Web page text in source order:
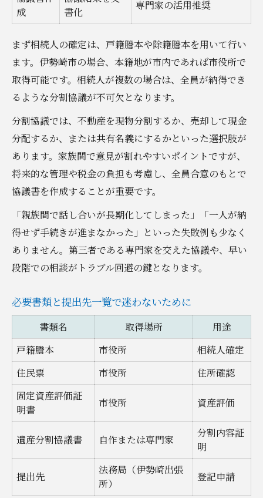
成
書化
専門家の活用推奨
まず相続人の確定は、戸籍謄本や除籍謄本を用いて行い
ます。伊勢崎市の場合、本籍地が市内であれば市役所で
取得可能です。相続人が複数の場合は、全員が納得でき
るような分割協議が不可欠となります。
分割協議では、不動産を現物分割するか、売却して現金
分配するか、または共有名義にするかといった選択肢が
あります。家族間で意見が割れやすいポイントですが、
将来的な管理や税金の負担も考慮し、全員合意のもとで
協議書を作成することが重要です。
「親族間で話し合いが長期化してしまった」「一人が納
得せず手続きが進まなかった」といった失敗例も少なく
ありません。第三者である専門家を交えた協議や、早い
段階での相談がトラブル回避の鍵となります。
必要書類と提出先一覧で迷わないために
書類名 取得場所
用途
戸籍謄本
市役所
相続人確定
住民票
市役所
住所確認
固定資産評価証
明書
市役所 資産評価
遺産分割協議書 自作または専門家
分割内容証
明
提出先
法務局（伊勢崎出張
所）
登記申請